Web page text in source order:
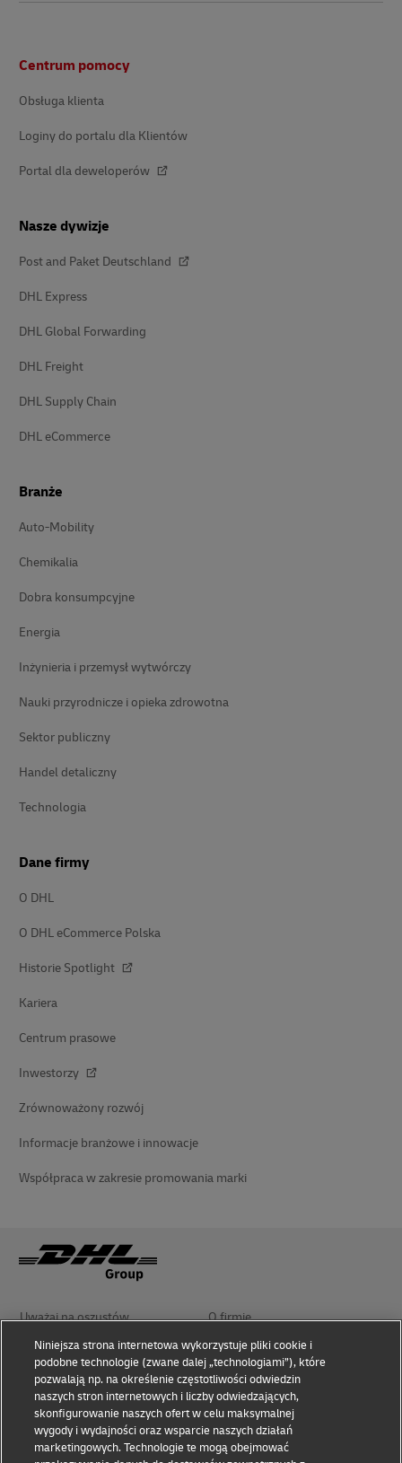
Centrum pomocy
Obsługa klienta
Loginy do portalu dla Klientów
Portal dla deweloperów
Nasze dywizje
Post and Paket Deutschland
DHL Express
DHL Global Forwarding
DHL Freight
DHL Supply Chain
DHL eCommerce
Branże
Auto-Mobility
Chemikalia
Dobra konsumpcyjne
Energia
Inżynieria i przemysł wytwórczy
Nauki przyrodnicze i opieka zdrowotna
Sektor publiczny
Handel detaliczny
Technologia
Dane firmy
O DHL
O DHL eCommerce Polska
Historie Spotlight
Kariera
Centrum prasowe
Inwestorzy
Zrównoważony rozwój
Informacje branżowe i innowacje
Współpraca w zakresie promowania marki
Uważaj na oszustów O firmie
Zasady użytkowania Polityka prywatności i cookies
Ułatwienia dostępu Rozwiązywanie sporów
Niniejsza strona internetowa wykorzystuje pliki cookie i
podobne technologie (zwane dalej „technologiami”), które
pozwalają np. na określenie częstotliwości odwiedzin
naszych stron internetowych i liczby odwiedzających,
skonfigurowanie naszych ofert w celu maksymalnej
wygody i wydajności oraz wsparcie naszych działań
marketingowych. Technologie te mogą obejmować